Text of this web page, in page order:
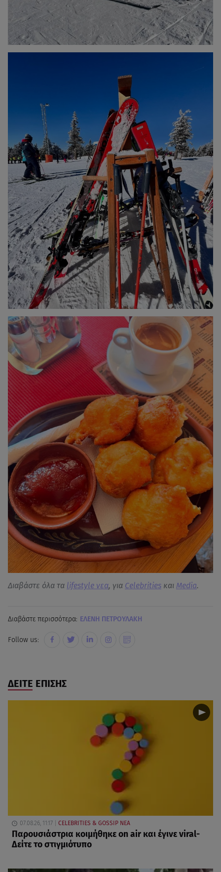
Διαβάστε όλα τα lifestyle νεα, για Celebrities και Media.
Διαβάστε περισσότερα: EΛΕΝΗ ΠΕΤΡΟΥΛΑΚΗ
Follow us:
ΔΕΙΤΕ ΕΠΙΣΗΣ
07.08.26, 11:17 CELEBRITIES & GOSSIP ΝΕΑ
Παρουσιάστρια κοιμήθηκε on air και έγινε viral-
Δείτε το στιγμιότυπο